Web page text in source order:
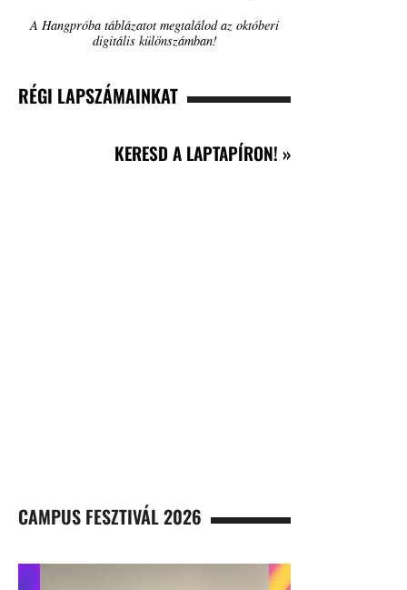
A Hangpróba táblázatot megtalálod az októberi
digitális különszámban!
RÉGI LAPSZÁMAINKAT
KERESD A LAPTAPÍRON! »
CAMPUS FESZTIVÁL 2026